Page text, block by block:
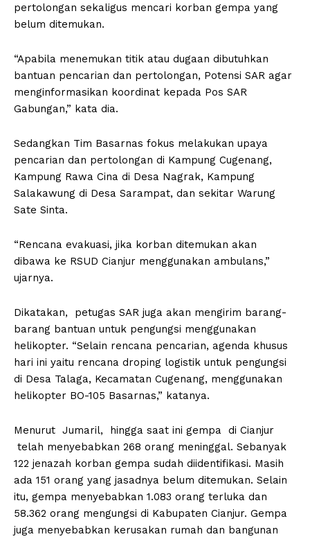
pertolongan sekaligus mencari korban gempa yang
belum ditemukan.
“Apabila menemukan titik atau dugaan dibutuhkan
bantuan pencarian dan pertolongan, Potensi SAR agar
menginformasikan koordinat kepada Pos SAR
Gabungan,” kata dia.
Sedangkan Tim Basarnas fokus melakukan upaya
pencarian dan pertolongan di Kampung Cugenang,
Kampung Rawa Cina di Desa Nagrak, Kampung
Salakawung di Desa Sarampat, dan sekitar Warung
Sate Sinta.
“Rencana evakuasi, jika korban ditemukan akan
dibawa ke RSUD Cianjur menggunakan ambulans,”
ujarnya.
Dikatakan, petugas SAR juga akan mengirim barang-
barang bantuan untuk pengungsi menggunakan
helikopter. “Selain rencana pencarian, agenda khusus
hari ini yaitu rencana droping logistik untuk pengungsi
di Desa Talaga, Kecamatan Cugenang, menggunakan
helikopter BO-105 Basarnas,” katanya.
Menurut Jumaril, hingga saat ini gempa di Cianjur
telah menyebabkan 268 orang meninggal. Sebanyak
122 jenazah korban gempa sudah diidentifikasi. Masih
ada 151 orang yang jasadnya belum ditemukan. Selain
itu, gempa menyebabkan 1.083 orang terluka dan
58.362 orang mengungsi di Kabupaten Cianjur. Gempa
juga menyebabkan kerusakan rumah dan bangunan